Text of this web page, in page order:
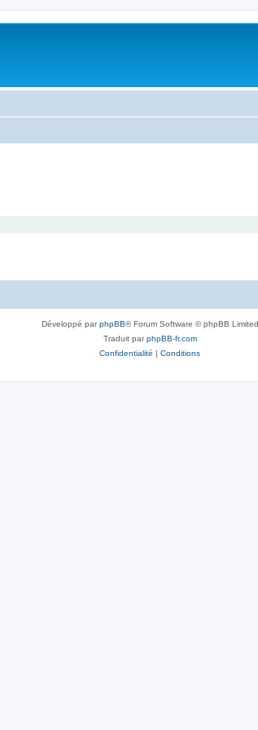
Développé parphpBB® Forum Software © phpBB Limited
Traduit parphpBB-fr.com
Confidentialité | Conditions